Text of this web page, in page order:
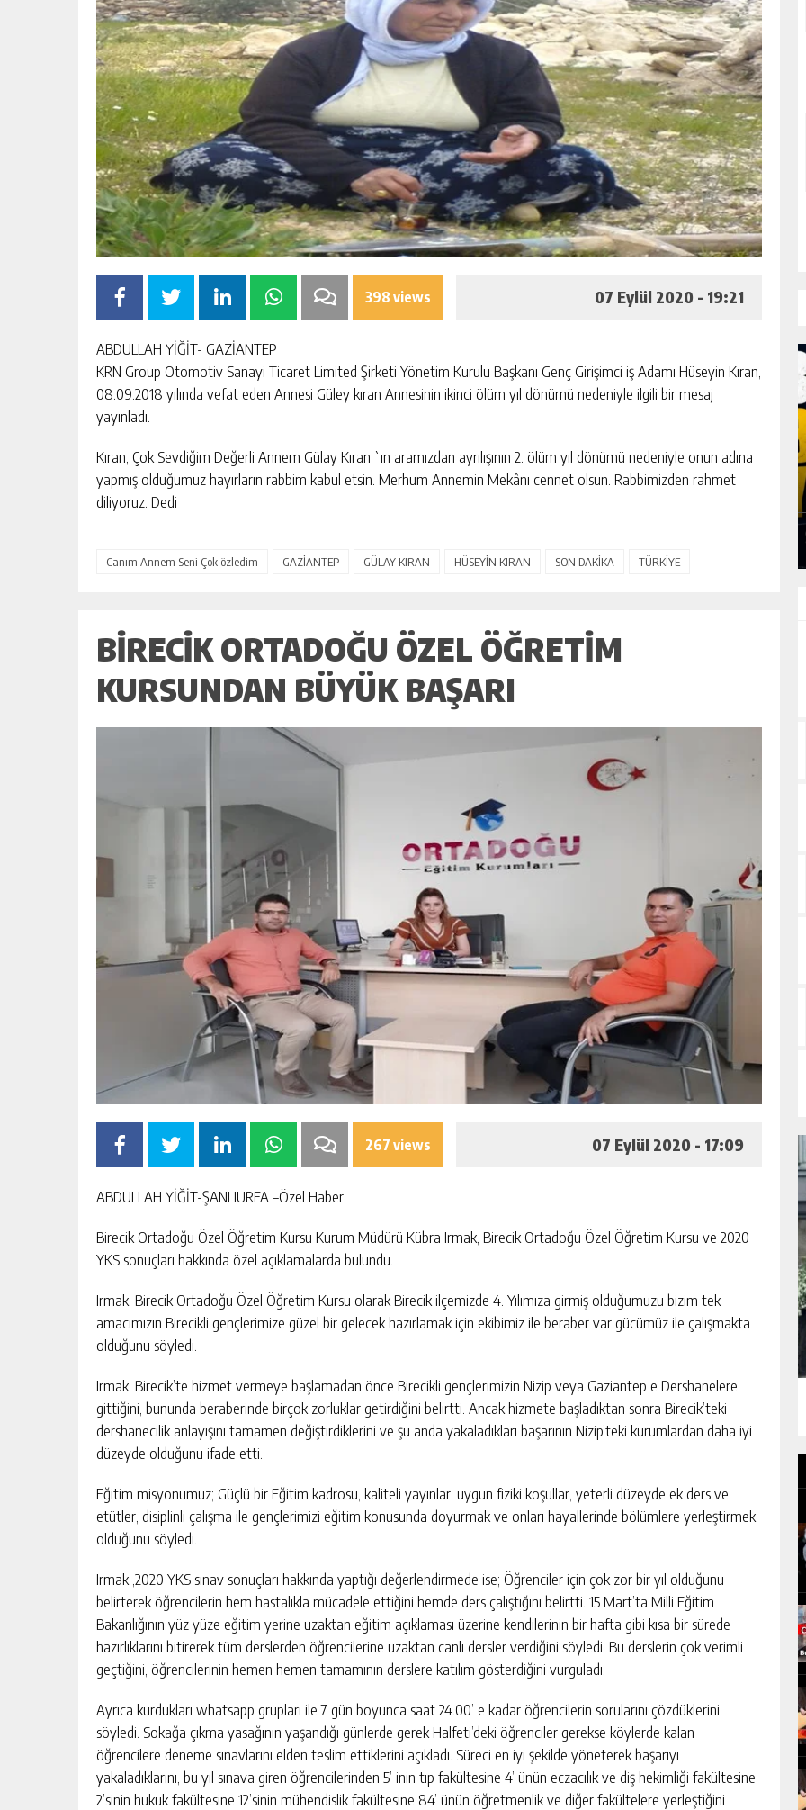
398 views 07 Eylül 2020 - 19:21
ABDULLAH YİĞİT- GAZİANTEP
KRN Group Otomotiv Sanayi Ticaret Limited Şirketi Yönetim Kurulu Başkanı Genç Girişimci iş Adamı Hüseyin Kıran,
08.09.2018 yılında vefat eden Annesi Güley kıran Annesinin ikinci ölüm yıl dönümü nedeniyle ilgili bir mesaj
yayınladı.
Kıran, Çok Sevdiğim Değerli Annem Gülay Kıran `ın aramızdan ayrılışının 2. ölüm yıl dönümü nedeniyle onun adına
yapmış olduğumuz hayırların rabbim kabul etsin. Merhum Annemin Mekânı cennet olsun. Rabbimizden rahmet
diliyoruz. Dedi
Canım Annem Seni Çok özledim GAZİANTEP GÜLAY KIRAN HÜSEYİN KIRAN SON DAKİKA TÜRKİYE
BIRECIK ORTADOĞU ÖZEL ÖĞRETIM
KURSUNDAN BÜYÜK BAŞARI
267 views 07 Eylül 2020 - 17:09
ABDULLAH YİĞİT-ŞANLIURFA –Özel Haber
Birecik Ortadoğu Özel Öğretim Kursu Kurum Müdürü Kübra Irmak, Birecik Ortadoğu Özel Öğretim Kursu ve 2020
YKS sonuçları hakkında özel açıklamalarda bulundu.
Irmak, Birecik Ortadoğu Özel Öğretim Kursu olarak Birecik ilçemizde 4. Yılımıza girmiş olduğumuzu bizim tek
amacımızın Birecikli gençlerimize güzel bir gelecek hazırlamak için ekibimiz ile beraber var gücümüz ile çalışmakta
olduğunu söyledi.
Irmak, Birecik’te hizmet vermeye başlamadan önce Birecikli gençlerimizin Nizip veya Gaziantep e Dershanelere
gittiğini, bununda beraberinde birçok zorluklar getirdiğini belirtti. Ancak hizmete başladıktan sonra Birecik’teki
dershanecilik anlayışını tamamen değiştirdiklerini ve şu anda yakaladıkları başarının Nizip’teki kurumlardan daha iyi
düzeyde olduğunu ifade etti.
Eğitim misyonumuz; Güçlü bir Eğitim kadrosu, kaliteli yayınlar, uygun fiziki koşullar, yeterli düzeyde ek ders ve
etütler, disiplinli çalışma ile gençlerimizi eğitim konusunda doyurmak ve onları hayallerinde bölümlere yerleştirmek
olduğunu söyledi.
Irmak ,2020 YKS sınav sonuçları hakkında yaptığı değerlendirmede ise; Öğrenciler için çok zor bir yıl olduğunu
belirterek öğrencilerin hem hastalıkla mücadele ettiğini hemde ders çalıştığını belirtti. 15 Mart’ta Milli Eğitim
Bakanlığının yüz yüze eğitim yerine uzaktan eğitim açıklaması üzerine kendilerinin bir hafta gibi kısa bir sürede
hazırlıklarını bitirerek tüm derslerden öğrencilerine uzaktan canlı dersler verdiğini söyledi. Bu derslerin çok verimli
geçtiğini, öğrencilerinin hemen hemen tamamının derslere katılım gösterdiğini vurguladı.
Ayrıca kurdukları whatsapp grupları ile 7 gün boyunca saat 24.00’ e kadar öğrencilerin sorularını çözdüklerini
söyledi. Sokağa çıkma yasağının yaşandığı günlerde gerek Halfeti’deki öğrenciler gerekse köylerde kalan
öğrencilere deneme sınavlarını elden teslim ettiklerini açıkladı. Süreci en iyi şekilde yöneterek başarıyı
yakaladıklarını, bu yıl sınava giren öğrencilerinden 5’ inin tıp fakültesine 4’ ünün eczacılık ve diş hekimliği fakültesine
2’sinin hukuk fakültesine 12’sinin mühendislik fakültesine 84’ ünün öğretmenlik ve diğer fakültelere yerleştiğini
HAYIRSEVER İŞ İNSANI MEHMET ASLAN:
“ÇANAKKALE, BIR MILLETIN YENIDEN
DOĞUŞUDUR”
ERUH-DER PIKNIĞINDE BARIŞ, BIRLIK VE
DAYANIŞMA ÖNE ÇIKTI